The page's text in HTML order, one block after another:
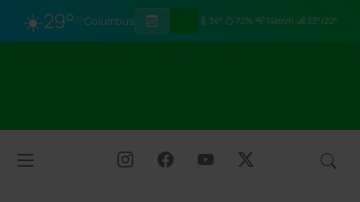
☀️29° Columbus 34° 72% 14km/h 33°/22°